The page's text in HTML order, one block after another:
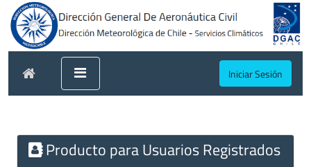
Iniciar Sesión
Producto para Usuarios Registrados